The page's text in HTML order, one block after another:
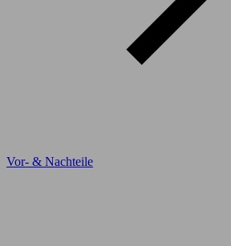
Vor- & Nachteile